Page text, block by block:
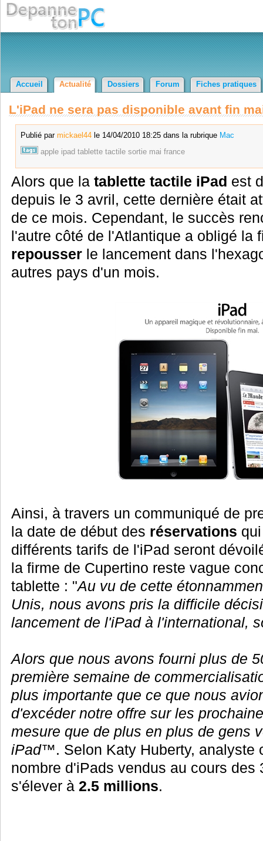
Accueil Actualité Dossiers Forum Fiches pratiques
L'iPad ne sera pas disponible avant fin
Publié par mickael44le 14/04/2010 18:25 dans la rubrique Mac
apple ipad tablette tactile sortie mai france
Alors que la tablette tactile iPad est
depuis le 3 avril, cette dernière était
de ce mois. Cependant, le succès
l'autre côté de l'Atlantique a obligé la
repousserle lancement dans
autres pays d'un mois.
Ainsi, à travers un communiqué de
la date de début des réservations
différents tarifs de l'iPad seront
la firme de Cupertino reste vague
tablette : "Au vu de cette
Unis, nous avons pris la difficile
lancement de l'iPad à l'international,
Alors que nous avons fourni plus de
première semaine de
plus importante que ce que nous
d'excéder notre offre sur les
mesure que de plus en plus de gens
iPad™. Selon Katy Huberty, analyste
nombre d'iPads vendus au cours des
s'élever à 2.5 millions.